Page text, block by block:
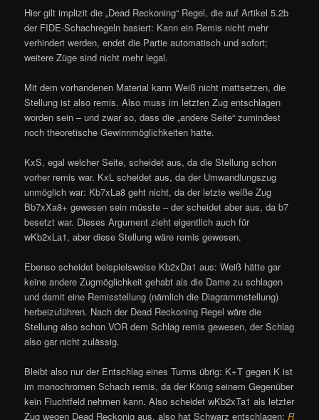
Hier gilt implizit die „Dead Reckoning“ Regel, die auf Artikel 5.2b
der FIDE-Schachregeln basiert: Kann ein Remis nicht mehr
verhindert werden, endet die Partie automatisch und sofort;
weitere Züge sind nicht mehr legal.
Mit dem vorhandenen Material kann Weiß nicht mattsetzen, die
Stellung ist also remis. Also muss im letzten Zug entschlagen
worden sein – und zwar so, dass die „andere Seite“ zumindest
noch theoretische Gewinnmöglichkeiten hatte.
KxS, egal welcher Seite, scheidet aus, da die Stellung schon
vorher remis war. KxL scheidet aus, da der Umwandlungszug
unmöglich war: Kb7xLa8 geht nicht, da der letzte weiße Zug
Bb7xXa8+ gewesen sein müsste – der scheidet aber aus, da b7
besetzt war. Dieses Argument zieht eigentlich auch für
wKb2xLa1, aber diese Stellung wäre remis gewesen.
Ebenso scheidet beispielsweise Kb2xDa1 aus: Weiß hätte gar
keine andere Zugmöglichkeit gehabt als die Dame zu schlagen
und damit eine Remisstellung (nämlich die Diagrammstellung)
herbeizuführen. Nach der Dead Reckoning Regel wäre die
Stellung also schon VOR dem Schlag remis gewesen, der Schlag
also gar nicht zulässig.
Bleibt also nur der Entschlag eines Turms übrig: K+T gegen K ist
im monochromen Schach remis, da der König seinem Gegenüber
kein Fluchtfeld nehmen kann. Also scheidet wKb2xTa1 als letzter
Zug wegen Dead Reckonig aus, also hat Schwarz entschlagen:R